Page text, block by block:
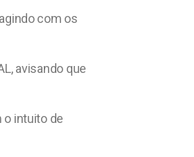
com os
avisando que
o intuito de